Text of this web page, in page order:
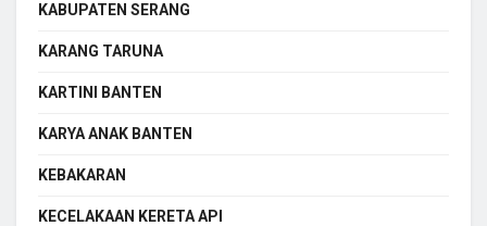
KABUPATEN SERANG
KARANG TARUNA
KARTINI BANTEN
KARYA ANAK BANTEN
KEBAKARAN
KECELAKAAN KERETA API